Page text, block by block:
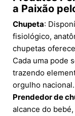
a Paixão
Chupeta:
fisiológico,
chupetas
Cada uma pode
trazendo
orgulho nacional.
Prendedor de
alcance do